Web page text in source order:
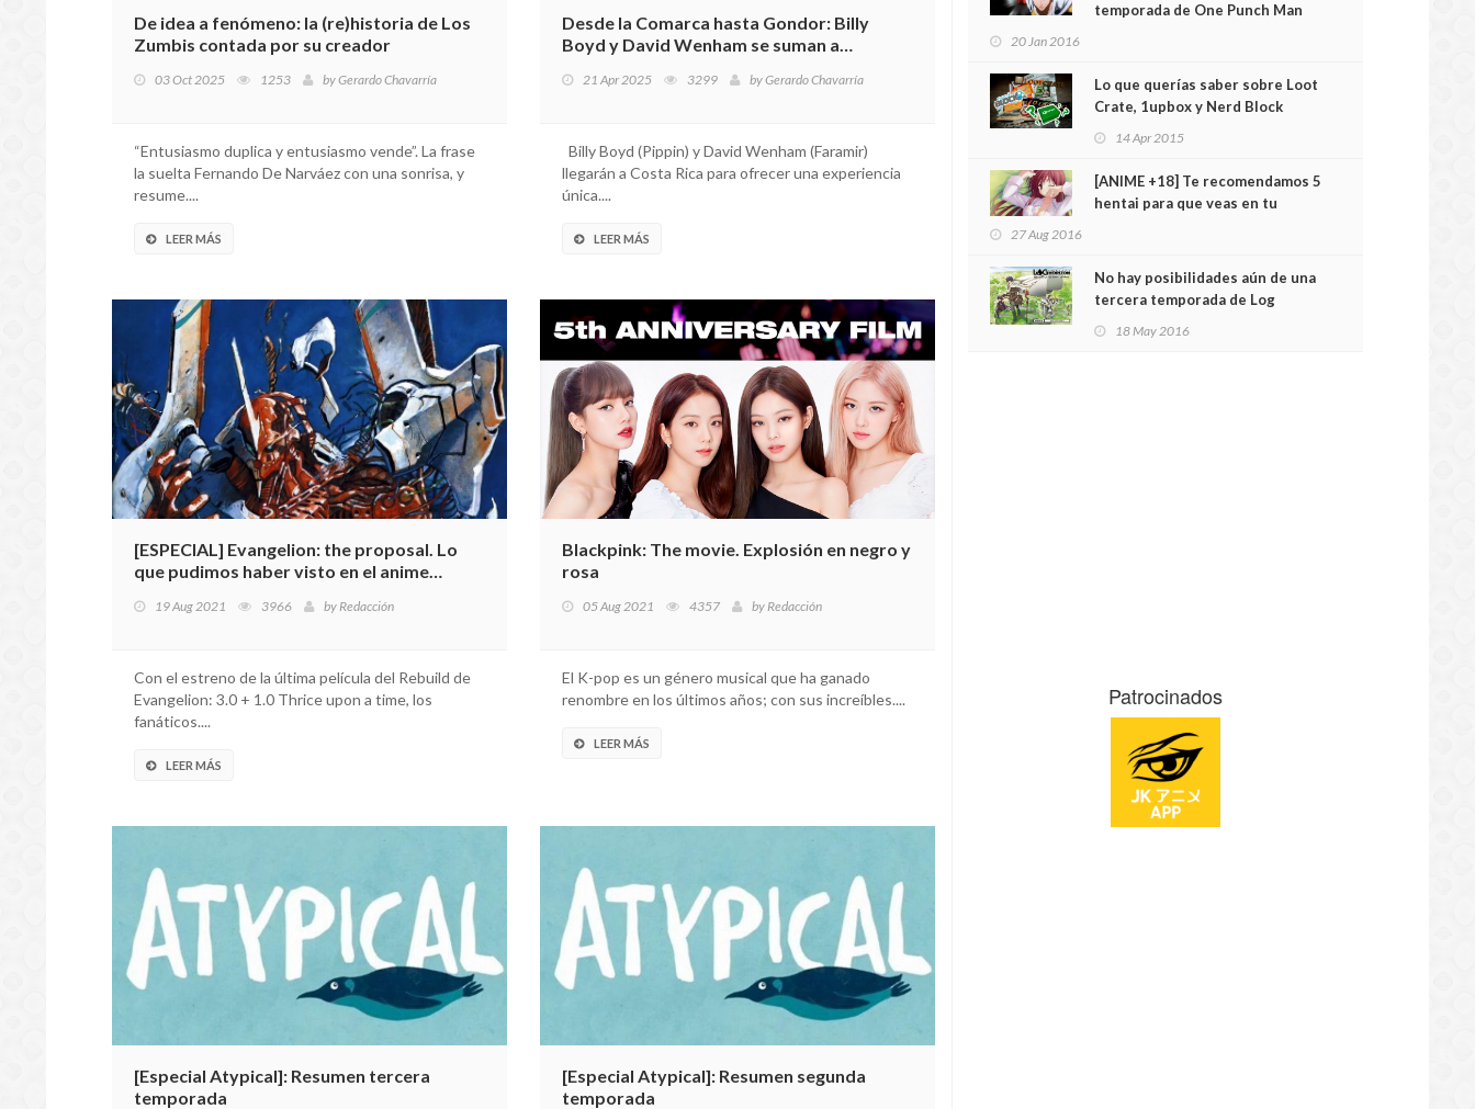
De idea a fenómeno: la (re)historia de Los
Zumbis contada por su creador
03 Oct 2025 1253 byGerardo Chavarría
“Entusiasmo duplica y entusiasmo vende”. La frase
la suelta Fernando De Narváez con una sonrisa, y
resume....
LEER MÁS
Desde la Comarca hasta Gondor: Billy
Boyd y David Wenham se suman a
21 Apr 2025 3299 byGerardo Chavarría
Billy Boyd (Pippin) y David Wenham (Faramir)
llegarán a Costa Rica para ofrecer una experiencia
única....
LEER MÁS
[ESPECIAL] Evangelion: the proposal. Lo
que pudimos haber visto en el anime
19 Aug 2021 3966 byRedacción
Con el estreno de la última película del Rebuild de
Evangelion: 3.0 + 1.0 Thrice upon a time, los
fanáticos....
LEER MÁS
Blackpink: The movie. Explosión en negro y
rosa
05 Aug 2021 4357 byRedacción
El K-pop es un género musical que ha ganado
renombre en los últimos años; con sus increíbles....
LEER MÁS
[Especial Atypical]: Resumen tercera
temporada
[Especial Atypical]: Resumen segunda
temporada
temporada de One Punch Man
20 Jan 2016
Lo que querías saber sobre Loot
Crate, 1upbox y Nerd Block
14 Apr 2015
[ANIME +18] Te recomendamos 5
hentai para que veas en tu
27 Aug 2016
No hay posibilidades aún de una
tercera temporada de Log
18 May 2016
Patrocinados